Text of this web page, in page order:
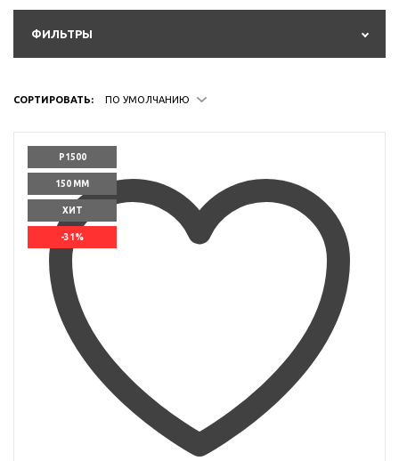
ФИЛЬТРЫ
СОРТИРОВАТЬ: ПО УМОЛЧАНИЮ
P1500
150 ММ
ХИТ
-31%